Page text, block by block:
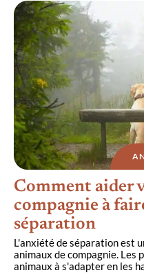
Comment aider
compagnie à
séparation
L'anxiété de séparation est
animaux de compagnie.
animaux à s'adapter en les